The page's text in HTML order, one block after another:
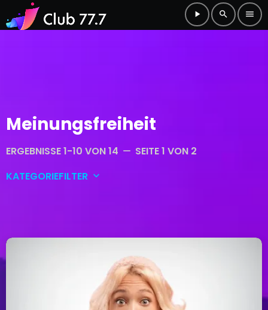
play_arrow search menu
Meinungsfreiheit
ERGEBNISSE 1-10 VON 14 remove SEITE 1 VON 2
KATEGORIEFILTER keyboard_arrow_down